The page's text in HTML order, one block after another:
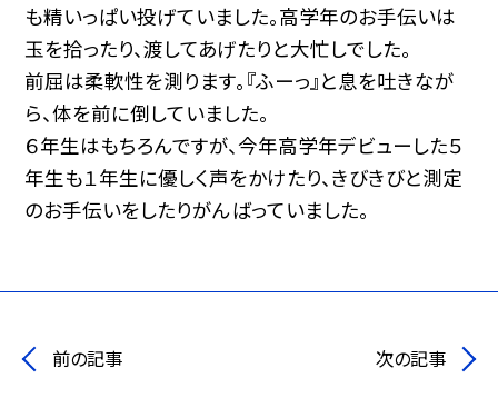
も精いっぱい投げていました。高学年のお手伝いは
玉を拾ったり、渡してあげたりと大忙しでした。
前屈は柔軟性を測ります。『ふーっ』と息を吐きなが
ら、体を前に倒していました。
６年生はもちろんですが、今年高学年デビューした５
年生も１年生に優しく声をかけたり、きびきびと測定
のお手伝いをしたりがんばっていました。
前の記事 次の記事